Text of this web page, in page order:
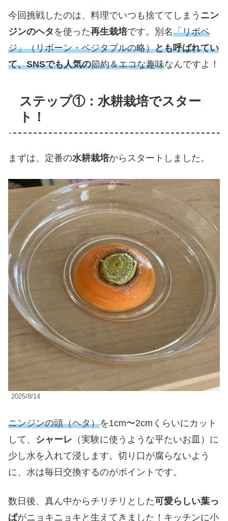
今回挑戦したのは、料理でいつも捨ててしまう ニン
ジンのヘタ を使った再生栽培です。別名「リボベ
ジ」（リボーン・ベジタブルの略）とも呼ばれてい
て、SNSでも人気の節約＆エコな趣味なんですよ！
ステップ①：水耕栽培でスター
ト！
まずは、定番の水耕栽培からスタートしました。
2025/8/14
ニンジンの頭（ヘタ）を1cm〜2cmくらいにカット
して、 シャーレ （実験に使うような平たいお皿）に
少し水を入れて浸します。切り口が腐らないよう
に、水は毎日交換するのがポイントです。
数日後、真ん中からチリチリとした可愛らしい葉っ
ぱがニョキニョキと生えてきました！キッチンに小